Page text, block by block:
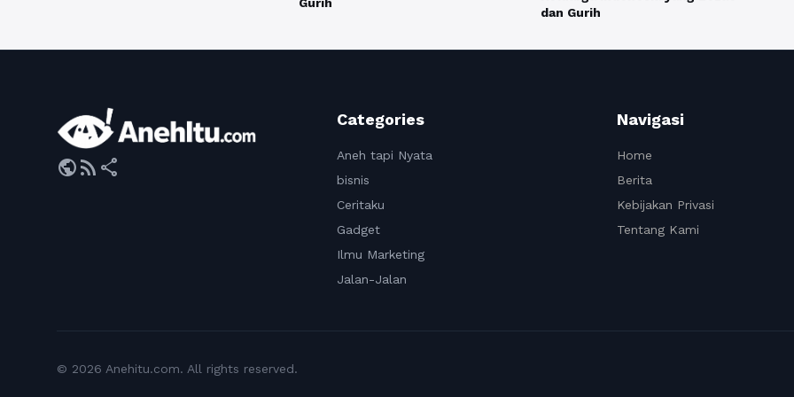
Gurih
dan Gurih
publicrss_feed share
Categories
Aneh tapi Nyata
bisnis
Ceritaku
Gadget
Ilmu Marketing
Jalan-Jalan
Navigasi
Home
Berita
Kebijakan Privasi
Tentang Kami
© 2026 Anehitu.com. All rights reserved.